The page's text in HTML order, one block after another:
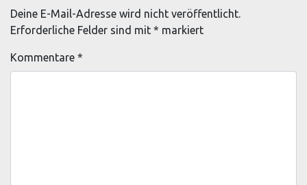
Deine E-Mail-Adresse wird nicht veröffentlicht.
Erforderliche Felder sind mit * markiert
Kommentare *